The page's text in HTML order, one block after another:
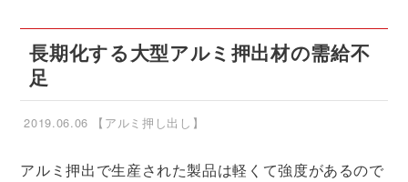
長期化する大型アルミ押出材の需給不
足
2019.06.06 【アルミ押し出し】
アルミ押出で生産された製品は軽くて強度があるので